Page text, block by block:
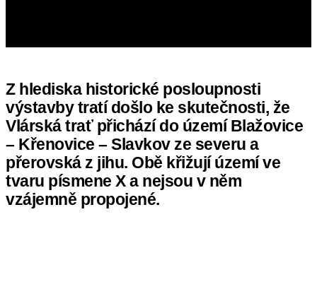
Z hlediska historické posloupnosti
výstavby tratí došlo ke skutečnosti, že
Vlárská trať přichází do území Blažovice
– Křenovice – Slavkov ze severu a
přerovská z jihu. Obě křižují území ve
tvaru písmene X a nejsou v něm
vzájemně propojené.